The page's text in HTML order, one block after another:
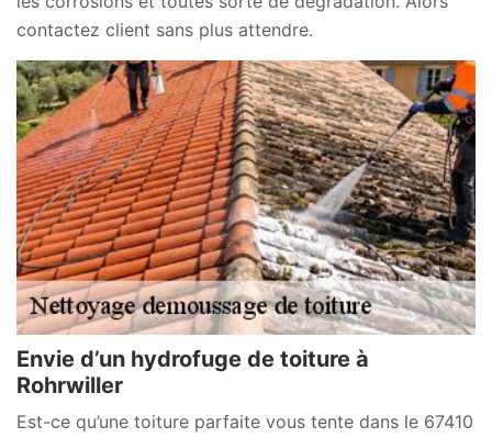
contactez client sans plus attendre.
Envie d’un hydrofuge de toiture à
Rohrwiller
Est-ce qu’une toiture parfaite vous tente dans le 67410